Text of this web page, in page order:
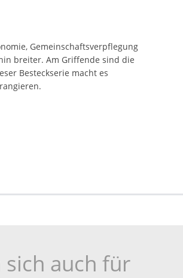
Gemeinschaftsverpflegung
breiter. Am Griffende sind die
Besteckserie macht es
auch für